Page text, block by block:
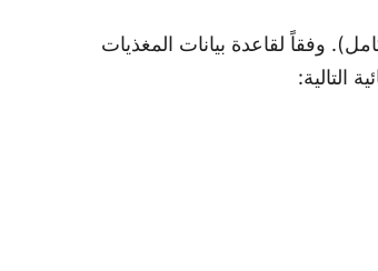
وفقاً لقاعدة بيانات المغذيات